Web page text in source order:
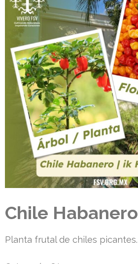
Chile Habanero
Planta frutal de chiles picantes.